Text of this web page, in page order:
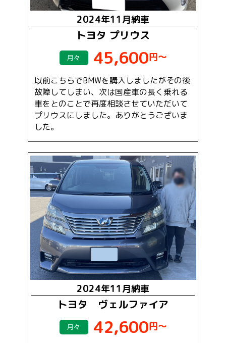
2024年11月納車
トヨタ プリウス
月々 45,600円～
以前こちらでBMWを購入しましたがその後
故障してしまい、次は国産車の長く乗れる
車をとのことで再度相談させていただいて
プリウスにしました。ありがとうございま
した。
2024年11月納車
トヨタ ヴェルファイア
月々 42,600円～